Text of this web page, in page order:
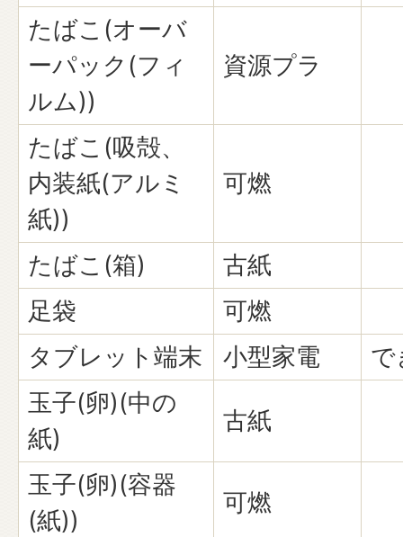
たばこ(オーバ
ーパック(フィ
ルム))
資源プラ
たばこ(吸殻、
内装紙(アルミ
紙))
可燃
たばこ(箱)
古紙
足袋
可燃
タブレット端末
小型家電
で
玉子(卵)(中の
紙)
古紙
玉子(卵)(容器
(紙))
可燃